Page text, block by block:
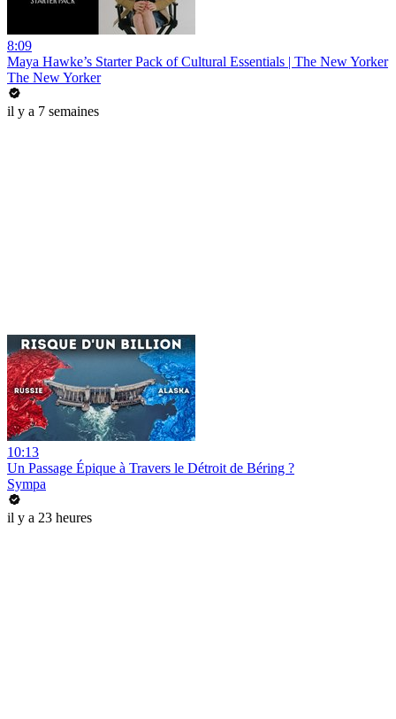
8:09
Maya Hawke’s Starter Pack of Cultural Essentials | The New Yorker
The New Yorker
il y a 7 semaines
10:13
Un Passage Épique à Travers le Détroit de Béring ?
Sympa
il y a 23 heures